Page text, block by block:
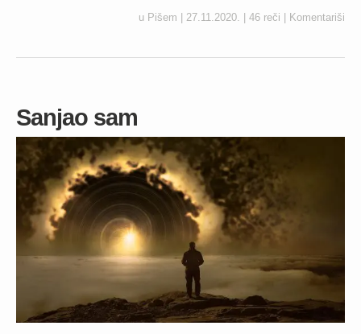
u Pišem 27.11.2020. 46 reči Komentariši
Sanjao sam